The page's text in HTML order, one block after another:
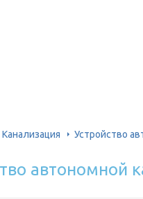
Канализация Устройство
автономной